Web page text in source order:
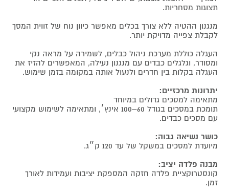
תצוגות מסחריות.
מנגנון ההטיה ללא צורך בכלים מאפשר כיוון נוח של זווית המסך
לקבלת צפייה מדויקת יותר.
העגלה כוללת מערכת ניהול כבלים, לשמירה על מראה נקי
ומסודר, וגלגלים כבדים עם מנגנון נעילה, המאפשרים להזיז את
העגלה בקלות בין חדרים ולנעול אותה במקומה בזמן שימוש.
יתרונות מרכזיים:
מתאימה למסכים גדולים במיוחד
תומכת במסכים בגודל 60–100 אינץ׳, ומתאימה לשימוש מקצועי
עם מסכים כבדים.
כושר נשיאה גבוה:
מיועדת למסכים במשקל של עד 120 ק״ג.
מבנה פלדה יציב:
קונסטרוקציית פלדה חזקה המספקת יציבות ועמידות לאורך
זמן.